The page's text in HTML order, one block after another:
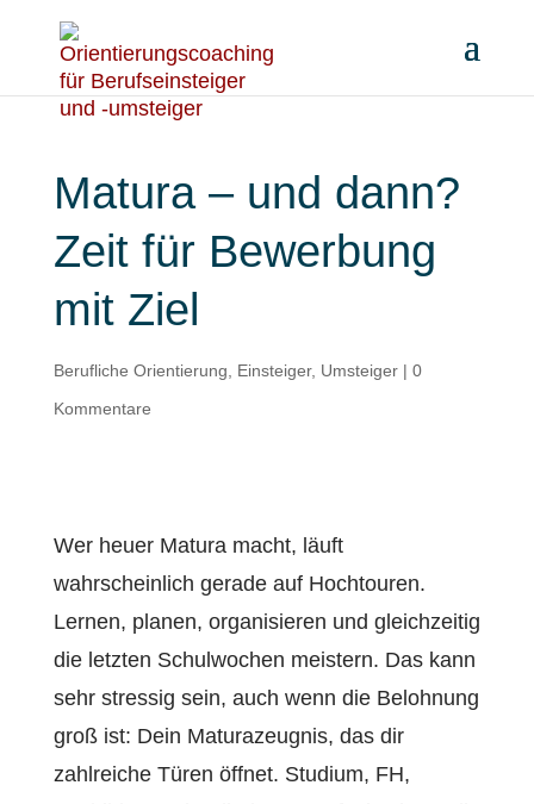
Matura – und dann?
Zeit für Bewerbung
mit Ziel
Berufliche Orientierung Einsteiger, Umsteiger| 0
Kommentare
Wer heuer Matura macht, läuft
wahrscheinlich gerade auf Hochtouren.
Lernen, planen, organisieren und gleichzeitig
die letzten Schulwochen meistern. Das kann
sehr stressig sein, auch wenn die Belohnung
groß ist: Dein Maturazeugnis, das dir
zahlreiche Türen öffnet. Studium, FH,